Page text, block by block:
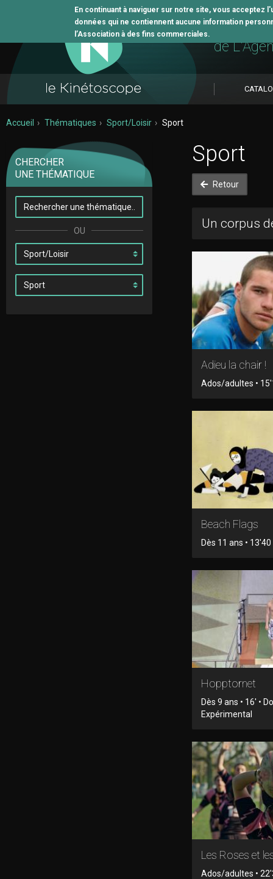
En continuant à naviguer sur notre site, vous
données qui ne contiennent aucune information
l’Association à des fins commerciales. L'outil
de
Accueil Thématiques Sport/Loisir Sport
CHERCHER
UNE THÉMATIQUE
Sport
Retour
Un corpus
Adieu la chair !
Ados/adultes •
Beach Flags
Dès 11 ans •
Hopptornet
Dès 9 ans • 16' •
Expérimental
Les Roses et
Ados/adultes •